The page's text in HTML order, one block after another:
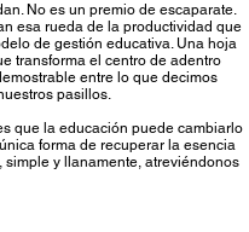
No es un premio de escaparate.
esa rueda de la productividad que
de gestión educativa. Una hoja
transforma el centro de adentro
entre lo que decimos
pasillos.
que la educación puede cambiarlo
forma de recuperar la esencia
y llanamente, atreviéndonos